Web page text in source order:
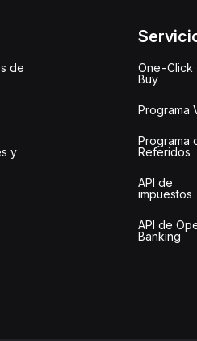
de
y
One-Click
Buy
Programa
Programa
Referidos
API de
impuestos
API de
Banking